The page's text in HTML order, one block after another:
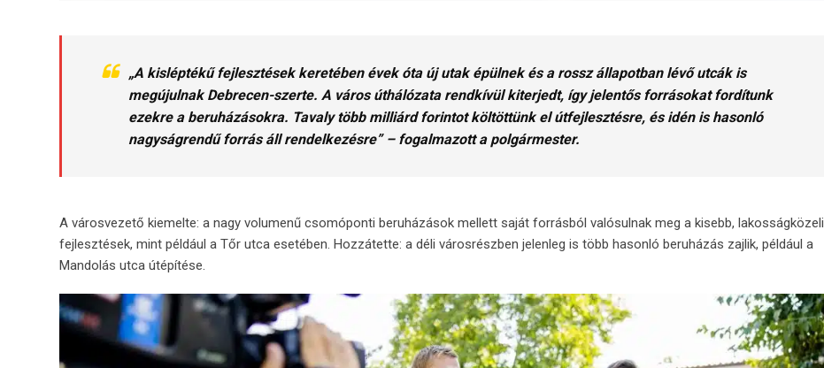
„A kisléptékű fejlesztések keretében évek óta új utak épülnek és a rossz állapotban lévő utcák is
megújulnak Debrecen-szerte. A város úthálózata rendkívül kiterjedt, így jelentős forrásokat fordítunk
ezekre a beruházásokra. Tavaly több milliárd forintot költöttünk el útfejlesztésre, és idén is hasonló
nagyságrendű forrás áll rendelkezésre” – fogalmazott a polgármester.
A városvezető kiemelte: a nagy volumenű csomóponti beruházások mellett saját forrásból valósulnak meg a kisebb, lakosságközeli
fejlesztések, mint például a Tőr utca esetében. Hozzátette: a déli városrészben jelenleg is több hasonló beruházás zajlik, például a
Mandolás utca útépítése.